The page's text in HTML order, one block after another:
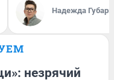
Надежда Губарь
незрячий